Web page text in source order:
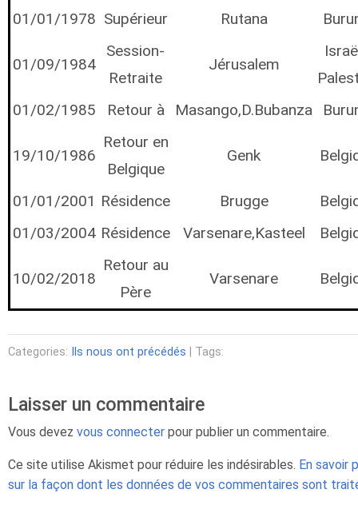
01/01/1978 Supérieur Rutana
01/09/1984
Session-
Retraite
Jérusalem
01/02/1985
Retour à Masango,D.Bubanza
19/10/1986
Retour en
Belgique
Genk
01/01/2001 Résidence Brugge
01/03/2004 Résidence Varsenare,Kasteel
10/02/2018
Retour au
Père
Varsenare
Categories: Ils nous ont précédés | Tags:
Laisser un commentaire
Vous devez vous connecter pour publier un commentaire.
Ce site utilise Akismet pour réduire les indésirables. En savoir
sur la façon dont les données de vos commentaires sont